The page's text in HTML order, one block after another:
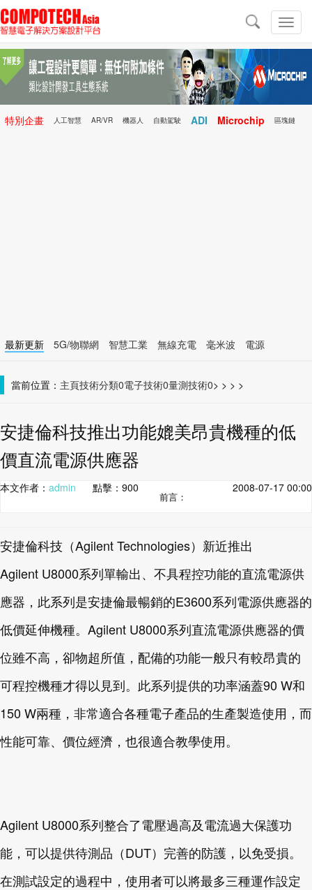
切
換
導
導
航
特別企畫 人工智慧 AR/VR 機器人 自動駕駛 ADI Microchip 區塊鏈
最新更新 5G/物聯網 智慧工業 無線充電 毫米波
電源
當前位置： 主頁 >
技術分類0 >
電子技術0 >
量測技術0 >
安捷倫科技推出功能媲美昂貴機種的低
價直流電源供應器
本文作者： admin 點擊： 900 2008-07-17 00:00
前言：
安捷倫科技（Agilent Technologies）新近推出
Agilent U8000系列單輸出、不具程控功能的直流電源供
應器，此系列是安捷倫最暢銷的E3600系列電源供應器的
低價延伸機種。Agilent U8000系列直流電源供應器的價
位雖不高，卻物超所值，配備的功能一般只有較昂貴的
可程控機種才得以見到。此系列提供的功率涵蓋90 W和
150 W兩種，非常適合各種電子產品的生產製造使用，而
性能可靠、價位經濟，也很適合教學使用。
Agilent U8000系列整合了電壓過高及電流過大保護功
能，可以提供待測品（DUT）完善的防護，以免受損。
在測試設定的過程中，使用者可以將最多三種運作設定